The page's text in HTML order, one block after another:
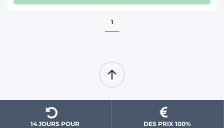
1
14 JOURS POUR
DES PRIX 100%